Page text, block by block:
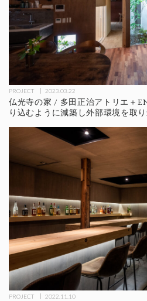
PROJECT 2023.03.22
仏光寺の家 / 多田正治アトリエ＋
り込むように減築し外部環境を取
PROJECT 2022.11.10